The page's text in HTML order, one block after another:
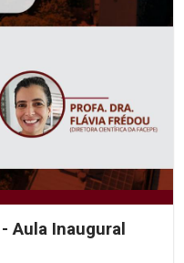
Aula Inaugural